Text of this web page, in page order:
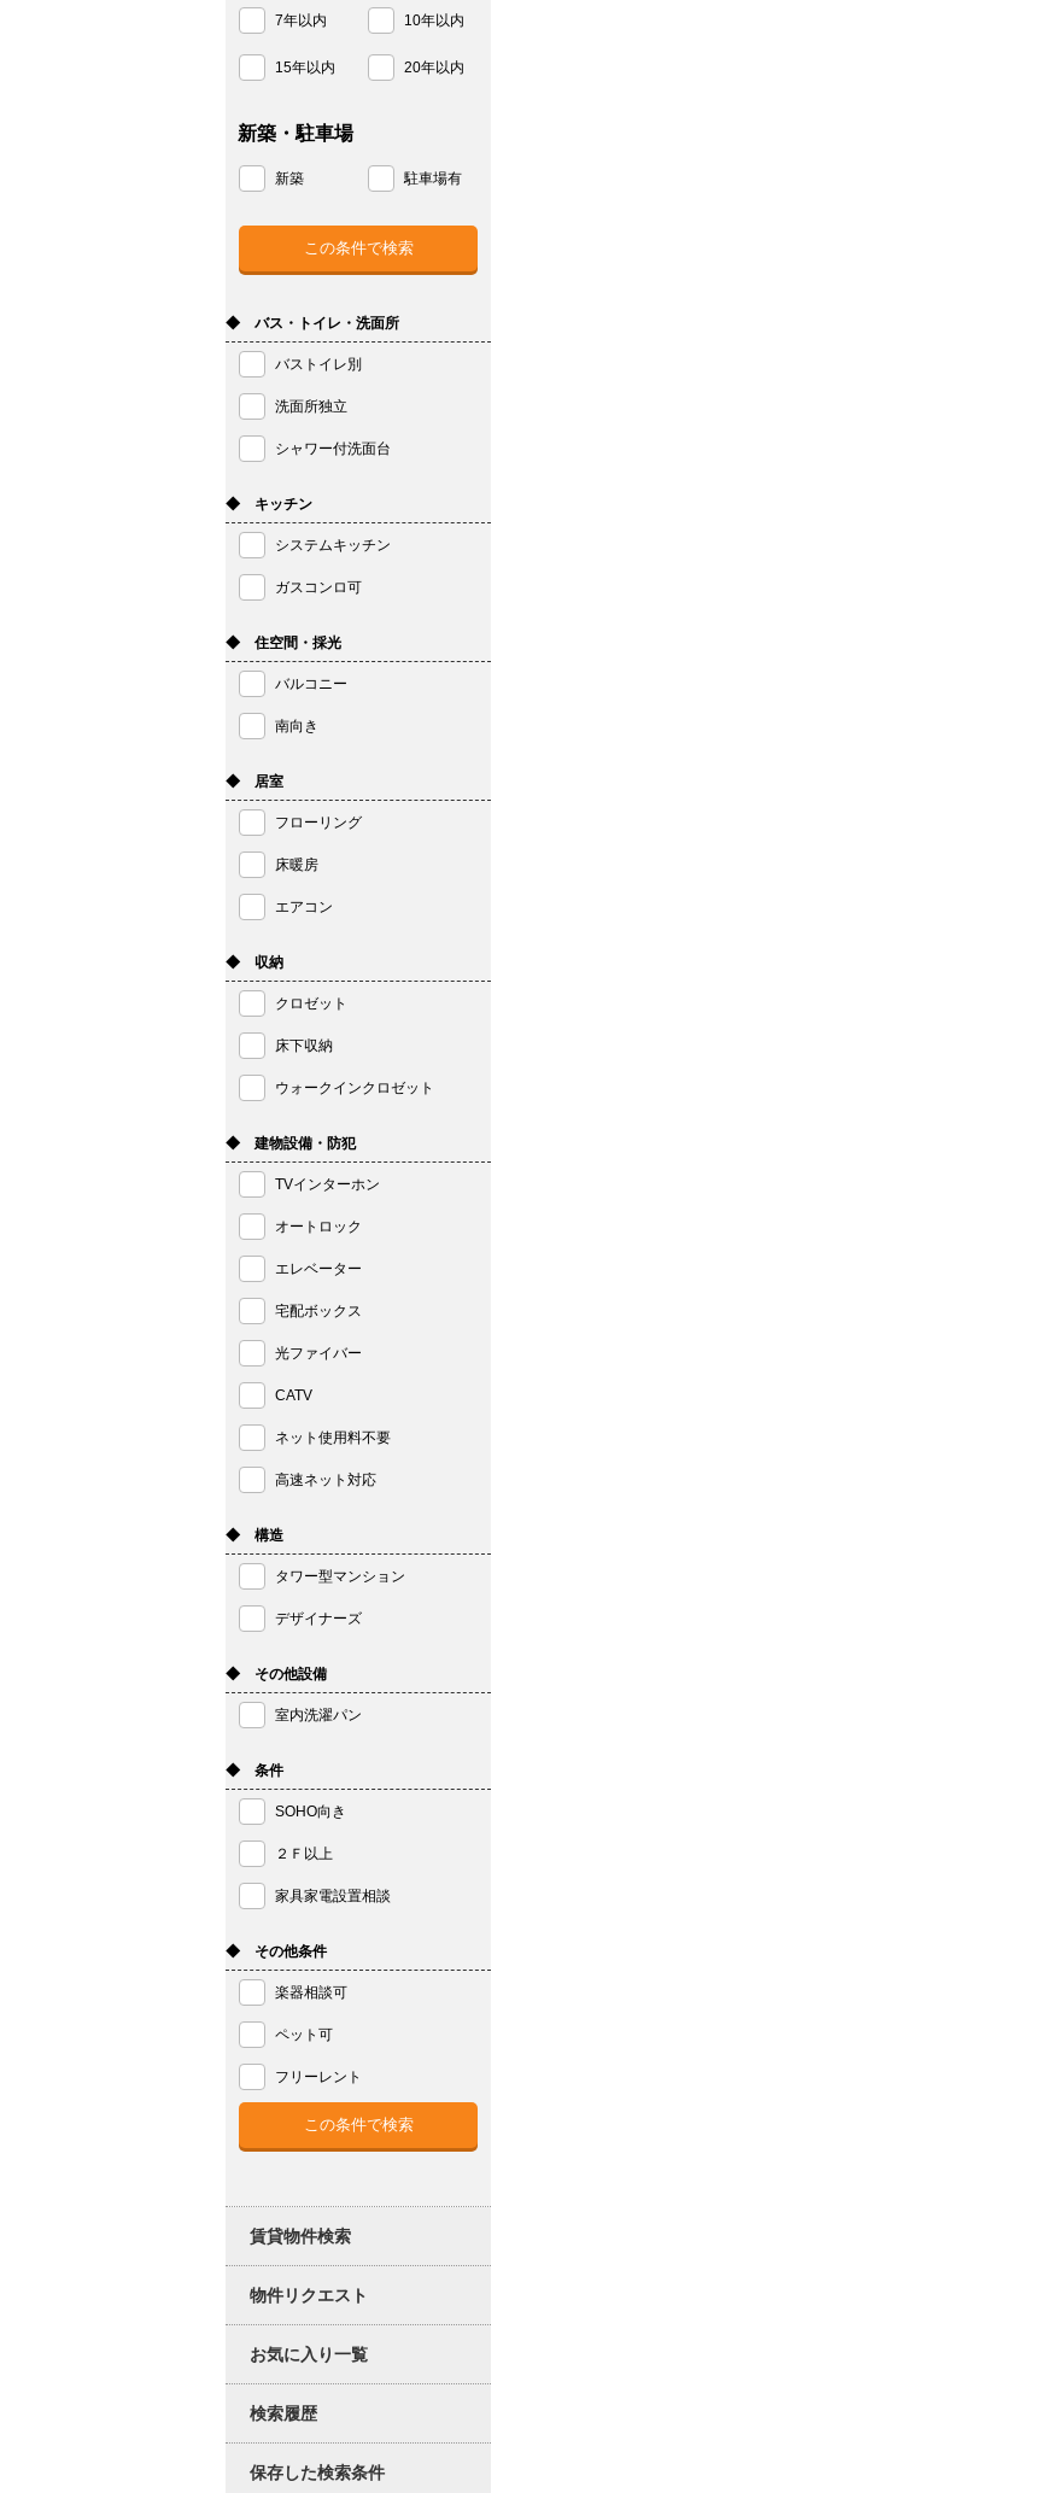
7年以内 10年以内
15年以内 20年以内
新築・駐車場
新築 駐車場有
◆ バス・トイレ・洗面所
バストイレ別
洗面所独立
シャワー付洗面台
◆ キッチン
システムキッチン
ガスコンロ可
◆ 住空間・採光
バルコニー
南向き
◆ 居室
フローリング
床暖房
エアコン
◆ 収納
クロゼット
床下収納
ウォークインクロゼット
◆ 建物設備・防犯
TVインターホン
オートロック
エレベーター
宅配ボックス
光ファイバー
CATV
ネット使用料不要
高速ネット対応
◆ 構造
タワー型マンション
デザイナーズ
◆ その他設備
室内洗濯パン
◆ 条件
SOHO向き
２Ｆ以上
家具家電設置相談
◆ その他条件
楽器相談可
ペット可
フリーレント
賃貸物件検索
物件リクエスト
お気に入り一覧
検索履歴
保存した検索条件